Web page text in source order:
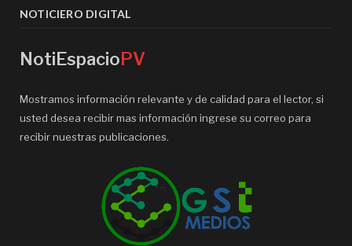
NOTICIERO DIGITAL
NotiEspacioPV
Mostramos información relevante y de calidad para el lector, si
usted desea recibir mas información ingrese su correo para
recibir nuestras publicaciones.